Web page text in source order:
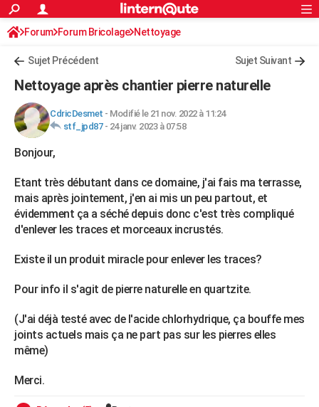
ACTUALITÉS
Politique
Société
Faits Divers
Education
Monde
Villes
+
FINANCE
Retraite
Impôts
Epargne
Immobilier
Risques naturels par ville
Banque
Assurance
Crédit
AUTO
Essais
Réserver un essai
Citadines
Berlines
SUV
Forum auto
+HIGH-TECH
Mobiles
Meilleur smartphone
Internet
Ordinateurs
Jeux vidéo
Guide high-tech
+
Forum
Aménagement intérieur
Extérieur
Cuisine
Salle de bains
Jardinage
Rangement
WEEK-END
Destinations
City break
Voyage nature
Voyage de noces
Forum
Climat
+PHOTO
S'inscrire
Connexion
Forum Forum Bricolage Nettoyage
Sujet Précédent Sujet Suivant
Nettoyage après chantier pierre naturelle
CdricDesmet - Modifié le 21 nov. 2022 à 11:24
stf_jpd87- 24 janv. 2023 à 07:58
Bonjour,
Etant très débutant dans ce domaine, j'ai fais ma terrasse,
mais après jointement, j'en ai mis un peu partout, et
évidemment ça a séché depuis donc c'est très compliqué
d'enlever les traces et morceaux incrustés.
Existe il un produit miracle pour enlever les traces?
Pour info il s'agit de pierre naturelle en quartzite.
(J'ai déjà testé avec de l'acide chlorhydrique, ça bouffe mes
joints actuels mais ça ne part pas sur les pierres elles
même)
Merci.